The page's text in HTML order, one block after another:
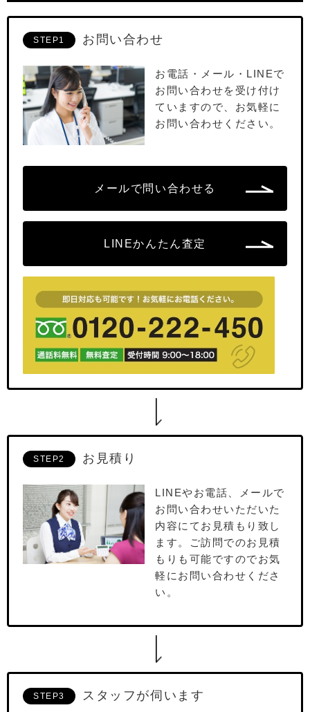
STEP1 お問い合わせ
お電話・メール・LINEで
お問い合わせを受け付け
ていますので、お気軽に
お問い合わせください。
メールで問い合わせる
LINEかんたん査定
STEP2 お見積り
LINEやお電話、メールで
お問い合わせいただいた
内容にてお⾒積もり致し
ます。ご訪問でのお⾒積
もりも可能ですのでお気
軽にお問い合わせくださ
い。
STEP3 スタッフが伺います